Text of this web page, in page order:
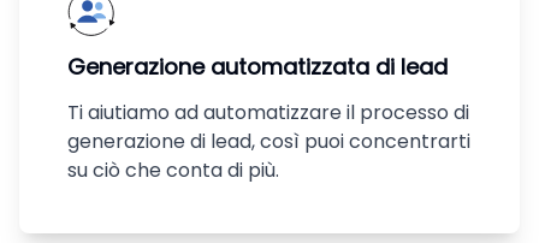
Generazione automatizzata di lead
Ti aiutiamo ad automatizzare il processo di
generazione di lead, così puoi concentrarti
su ciò che conta di più.